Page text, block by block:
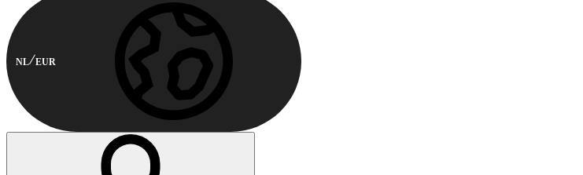
NL EUR